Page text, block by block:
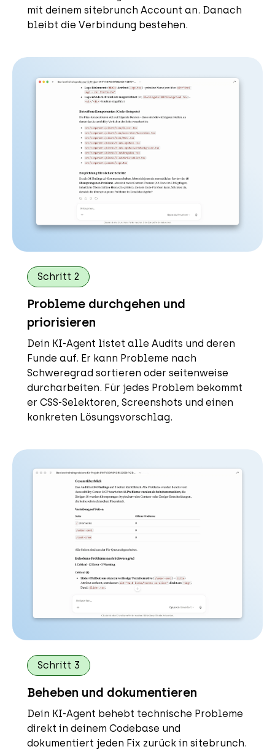
mit deinem sitebrunch Account an. Danach
bleibt die Verbindung bestehen.
Probleme durchgehen und
priorisieren
Schritt 2
Dein KI-Agent listet alle Audits und deren
Funde auf. Er kann Probleme nach
Schweregrad sortieren oder seitenweise
durcharbeiten. Für jedes Problem bekommt
er CSS-Selektoren, Screenshots und einen
konkreten Lösungsvorschlag.
Beheben und dokumentieren
Schritt 3
Dein KI-Agent behebt technische Probleme
direkt in deinem Codebase und
dokumentiert jeden Fix zurück in sitebrunch.